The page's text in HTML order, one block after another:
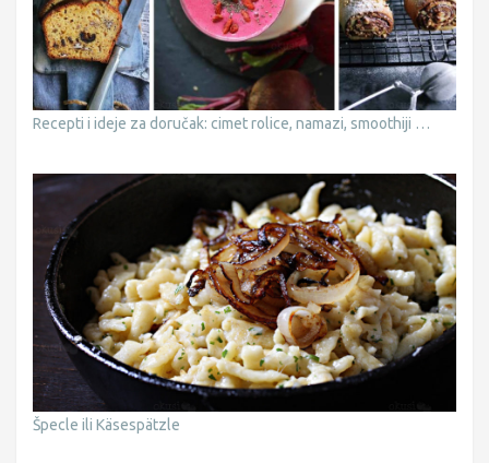
Recepti i ideje za doručak: cimet rolice, namazi, smoothiji …
Špecle ili Käsespätzle